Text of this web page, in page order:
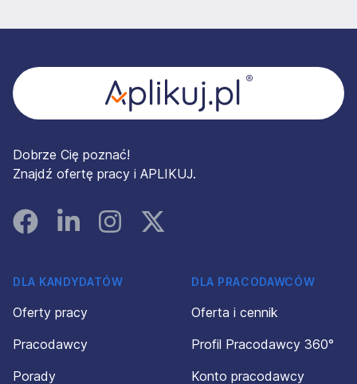
Dobrze Cię poznać!
Znajdź ofertę pracy i APLIKUJ.
FacebookLinked InInstagramInstagram
DLA KANDYDATÓW
Oferty pracy
Pracodawcy
Porady
DLA PRACODAWCÓW
Oferta i cennik
Profil Pracodawcy 360°
Konto pracodawcy